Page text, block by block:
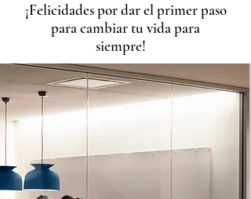
¡Felicidades por dar el primer paso
para cambiar tu vida para
siempre!